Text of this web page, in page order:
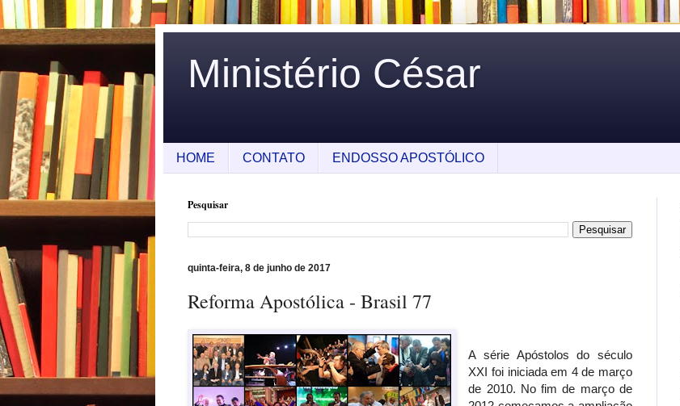
Ministério César
HOME CONTATO ENDOSSO APOSTÓLICO
Pesquisar
quinta-feira, 8 de junho de 2017
Reforma Apostólica - Brasil 77
A série Apóstolos do século
XXI foi iniciada em 4 de março
de 2010. No fim de março de